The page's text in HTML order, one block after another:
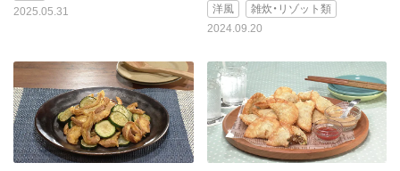
2025.05.31
洋風
雑炊・リゾット類
2024.09.20